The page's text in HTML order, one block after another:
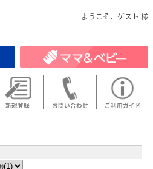
ようこそ、ゲスト 様
新規登録 お問い合わせ ご利用ガイド